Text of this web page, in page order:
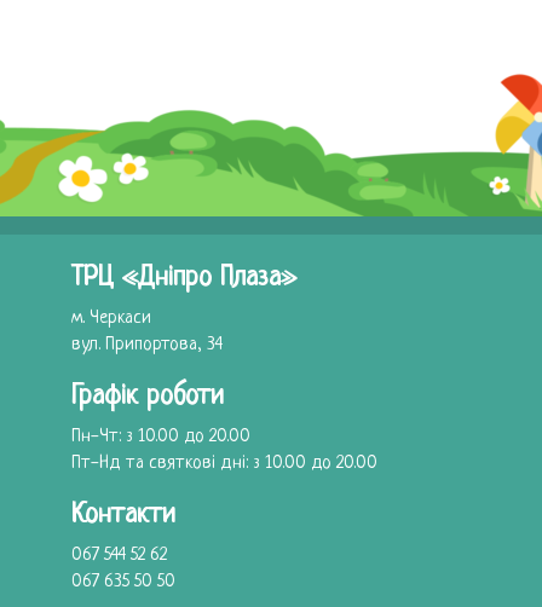
ТРЦ «Дніпро Плаза»
м. Черкаси
вул. Припортова, 34
Графік роботи
Пн-Чт: з 10.00 до 20.00
Пт-Нд та святковi днi: з 10.00 до 20.00
Контакти
067 544 52 62
067 635 50 50